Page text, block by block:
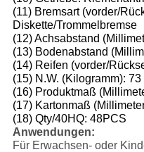
(11) Bremsart (vorder/
Diskette/Trommelbremse
(12) Achsabstand
(13) Bodenabstand
(14) Reifen (vorder/
(15) N.W. (Kilogramm):
(16) Produktmaß
(17) Kartonmaß
(18) Qty/40HQ: 48PCS
Anwendungen:
Für Erwachsen- oder